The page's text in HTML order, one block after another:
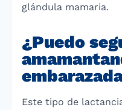
glándula mamaria.
¿Puedo
Este tipo de